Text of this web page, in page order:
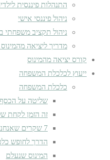
התנהלות פיננסית
ניהול פיננסי אישי
ניהול תקציב
מדריך ליציאה
קורס יציאה מהמינוס
ייעוץ לכלכלת המשפחה
כלכלת המשפחה
שליטה על הכסף
זה הזמן לקחת
7 שקרים שאנחנו מספרים לעצמנו על הכסף
הדרך לחופש
המינוס שנעלם